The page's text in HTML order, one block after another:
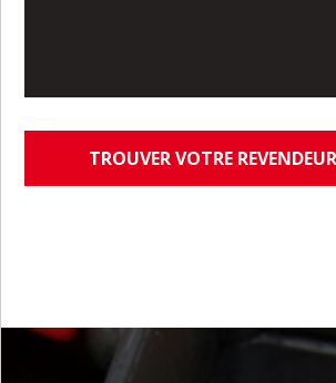
TROUVER VOTRE